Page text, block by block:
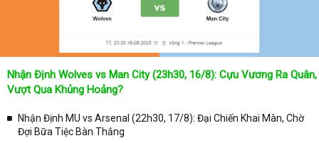
Nhận Định Wolves vs Man City (23h30, 16/8): Cựu Vương Ra Quân,
Vượt Qua Khủng Hoảng?
Nhận Định MU vs Arsenal (22h30, 17/8): Đại Chiến Khai Màn, Chờ
Đợi Bữa Tiệc Bàn Thắng